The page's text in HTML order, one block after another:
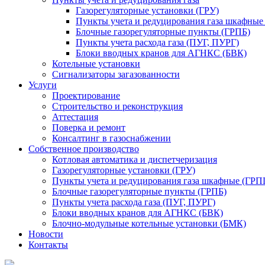
Газорегуляторные установки (ГРУ)
Пункты учета и редуцирования газа
Блочные газорегуляторные пункты (ГРПБ)
Пункты учета расхода газа (ПУГ, ПУРГ)
Блоки вводных кранов для АГНКС (БВК)
Котельные установки
Сигнализаторы загазованности
Услуги
Проектирование
Строительство и реконструкция
Аттестация
Поверка и ремонт
Консалтинг в газоснабжении
Собственное производство
Котловая автоматика и диспетчеризация
Газорегуляторные установки (ГРУ)
Пункты учета и редуцирования газа шкафные
Блочные газорегуляторные пункты (ГРПБ)
Пункты учета расхода газа (ПУГ, ПУРГ)
Блоки вводных кранов для АГНКС (БВК)
Блочно-модульные котельные установки (БМК)
Новости
Контакты